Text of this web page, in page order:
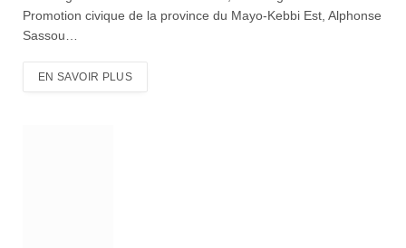
Promotion civique de la province du Mayo-Kebbi Est, Alphonse
Sassou…
EN SAVOIR PLUS